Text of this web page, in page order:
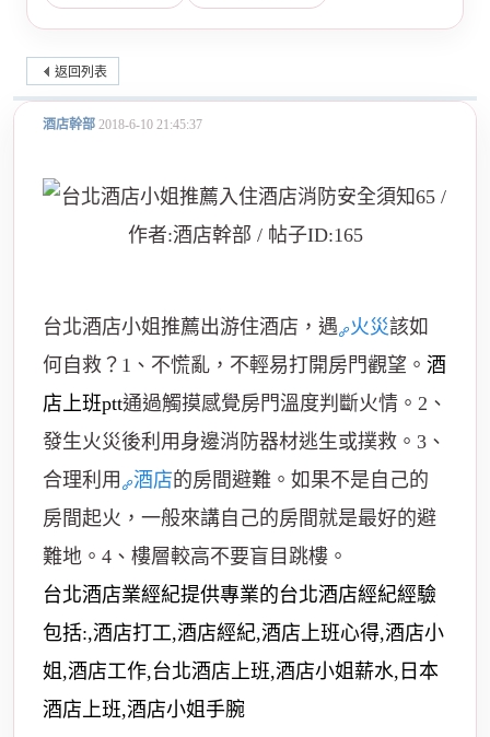
返回列表
酒店幹部 2018-6-10 21:45:37
台北酒店小姐推薦出游住酒店，遇 火災該如
何自救？1、不慌亂，不輕易打開房門觀望。 酒
店上班ptt通過觸摸感覺房門溫度判斷火情。2、
發生火災後利用身邊消防器材逃生或撲救。3、
合理利用
酒店的房間避難。如果不是自己的
房間起火，一般來講自己的房間就是最好的避
難地。4、樓層較高不要盲目跳樓。
台北酒店業經紀提供專業的台北酒店經紀經驗
包括:,酒店打工,酒店經紀,酒店上班心得,酒店小
姐,酒店工作,台北酒店上班,酒店小姐薪水,日本
酒店上班,酒店小姐手腕